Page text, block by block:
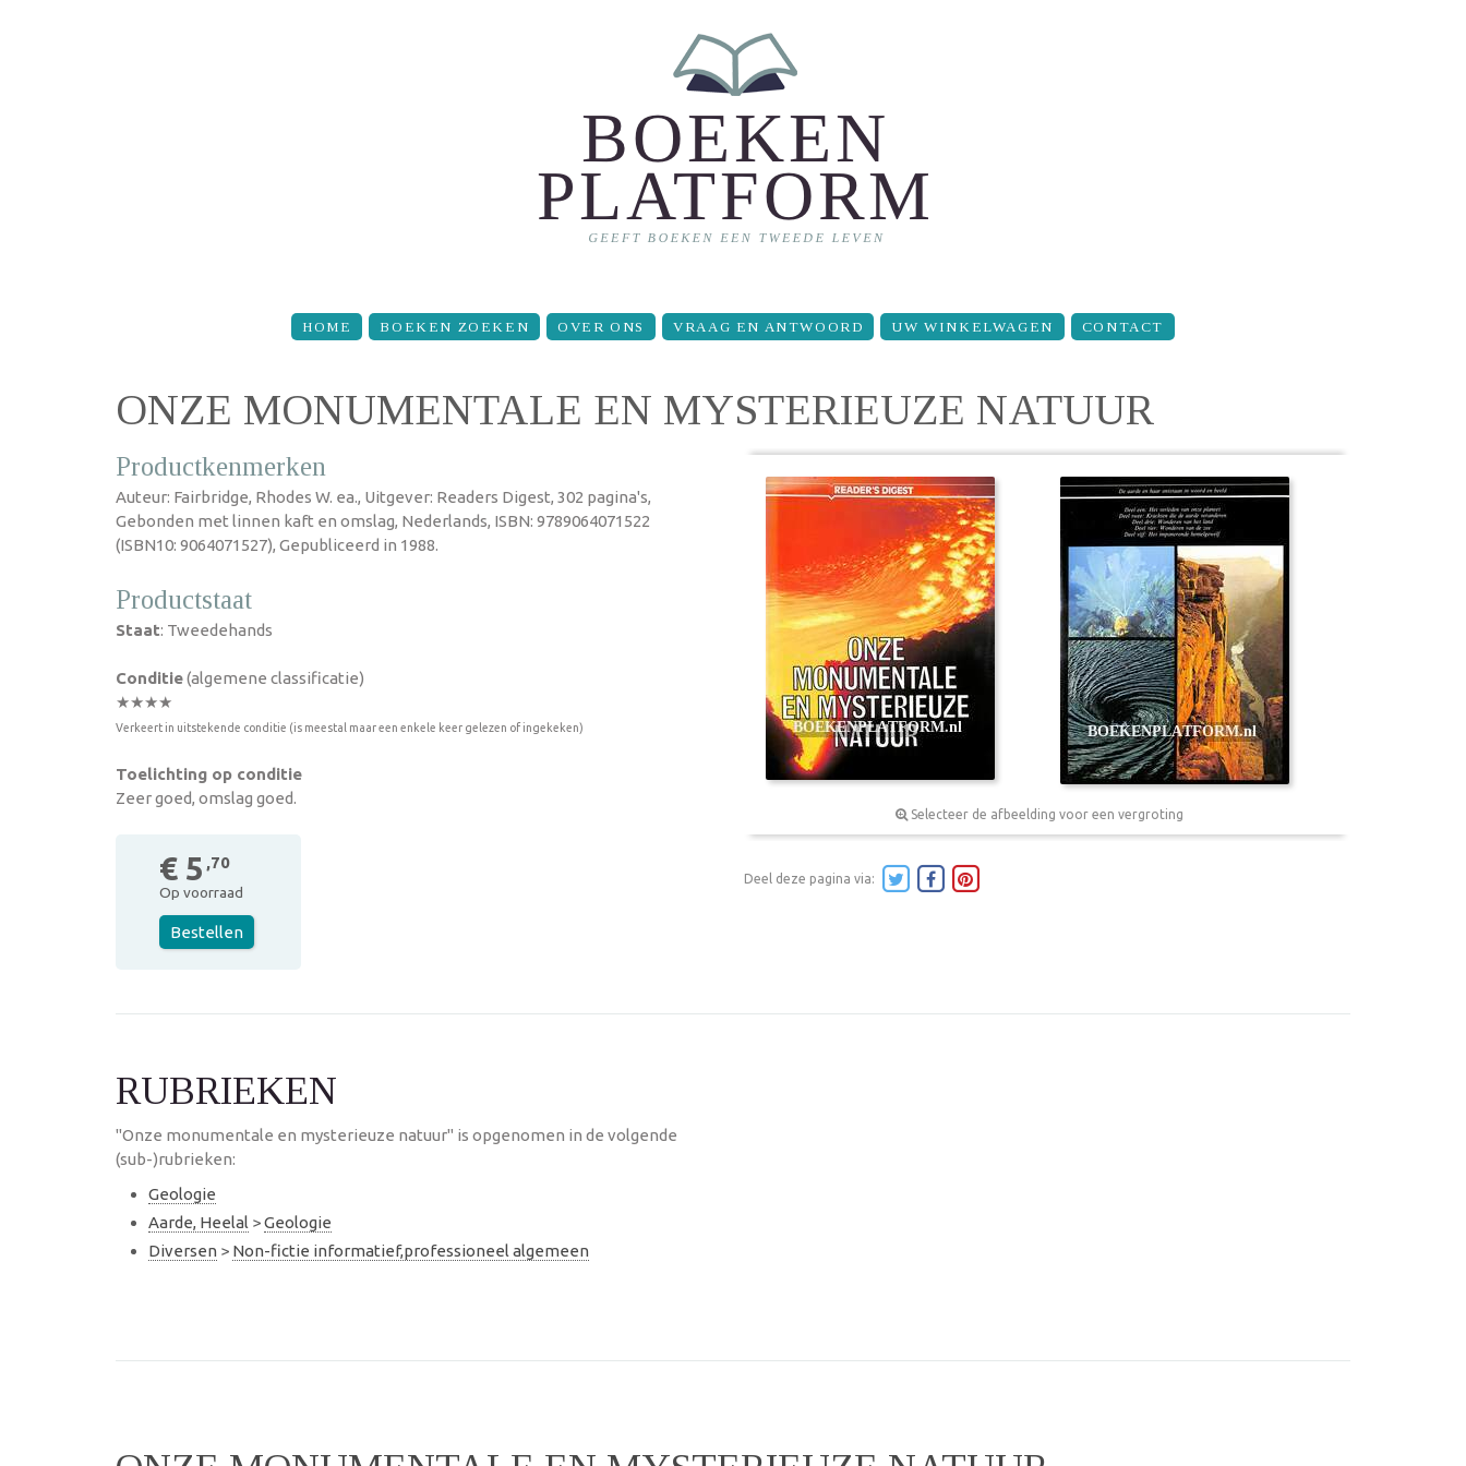
HOME BOEKEN ZOEKEN OVER ONS VRAAG EN ANTWOORD UW WINKELWAGEN CONTACT
ONZE MONUMENTALE EN MYSTERIEUZE NATUUR
Productkenmerken
Auteur: Fairbridge, Rhodes W. ea., Uitgever: Readers Digest, 302 pagina's,
Gebonden met linnen kaft en omslag, Nederlands, ISBN: 9789064071522
(ISBN10: 9064071527), Gepubliceerd in 1988.
Productstaat
Staat: Tweedehands
Conditie(algemene classificatie)
★★★★
Verkeert in uitstekende conditie (is meestal maar een enkele keer gelezen of ingekeken)
Toelichting op conditie
Zeer goed, omslag goed.
€ 5 ,70
Op voorraad
Bestellen
Selecteer de afbeelding voor een vergroting
Deel deze pagina via:
RUBRIEKEN
"Onze monumentale en mysterieuze natuur" is opgenomen in de volgende
(sub-)rubrieken:
Geologie
Aarde, Heelal >Geologie
Diversen > Non-fictie informatief,professioneel algemeen